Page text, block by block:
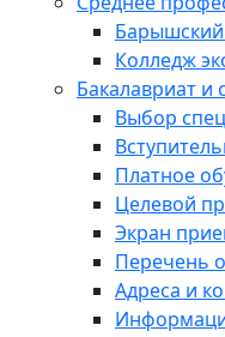
Колледж
Бакалавриат и
Выбор
Платное
Целевой
Экран
Перечень
Адреса и